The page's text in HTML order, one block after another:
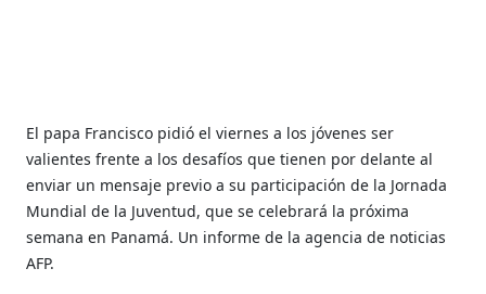
El papa Francisco pidió el viernes a los jóvenes ser
valientes frente a los desafíos que tienen por delante al
enviar un mensaje previo a su participación de la Jornada
Mundial de la Juventud, que se celebrará la próxima
semana en Panamá. Un informe de la agencia de noticias
AFP.